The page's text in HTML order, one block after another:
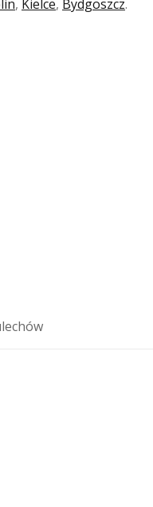
, Kielce, Bydgoszcz.